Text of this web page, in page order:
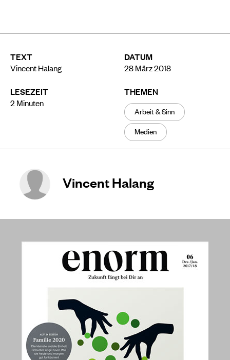
TEXT
Vincent Halang
LESEZEIT
2 Minuten
DATUM
28 März 2018
THEMEN
Arbeit & Sinn
Medien
Vincent Halang